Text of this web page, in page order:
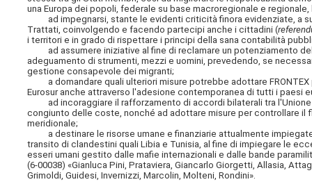
una Europa dei popoli, federale su base macroregionale e
ad impegnarsi, stante le evidenti criticità finora evidenziate, a
Trattati, coinvolgendo e facendo partecipi anche i cittadini (
i territori e in grado di rispettare i principi della sana contabilità
ad assumere iniziative al fine di reclamare un potenziamento
adeguamento di strumenti, mezzi e uomini, prevedendo, se
gestione consapevole dei migranti;
a domandare quali ulteriori misure potrebbe adottare
Eurosur anche attraverso l'adesione contemporanea di tutti i paesi
ad incoraggiare il rafforzamento di accordi bilaterali tra l'Unione
congiunto delle coste, nonché ad adottare misure per controllare
meridionale;
a destinare le risorse umane e finanziarie attualmente
transito di clandestini quali Libia e Tunisia, al fine di impiegare le
esseri umani gestito dalle mafie internazionali e dalle bande
(6-00038) «Gianluca Pini, Prataviera, Giancarlo Giorgetti, Allasia,
Grimoldi, Guidesi, Invernizzi, Marcolin, Molteni, Rondini».